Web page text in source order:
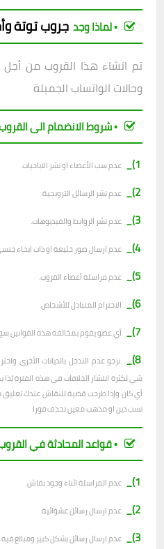
▪︎ لماذا وجد جروبتوتة
تم انشاء هذا القروب من أجل
وحالات الواتساب الجميلة
▪︎ شروط الانضمام الى
1)_
عدم سب الأعضاء او نشر الاباحيات.
2)_ عدم نشر الرسائل الترويجية.
3)_ عدم نشر الروابط والفيديوهات.
4)_ عدم ارسال صور خليعة او ذات ايحاء
5)_ عدم مراسلة أعضاء القروب.
6)_ الاحترام المتبادل للأشخاص.
7)_ أي عضو يقوم بمخالفة هذه القوانين
8)_
نرجو عدم التدخل بالديانات الأخرى
شي لكثرة انتشار الخلافات في هذه الفترة
أي كان وإذا طرحت قضية للنقاش عندك
تسب دين او مذهب معين تحذف فورا.
▪︎ قواعد المحادثة في
1)_
عدم المراسلة اثناء وجود نقاش.
2)_ عدم ارسال رسائل عشوائية.
3)_ عدم ارسال رسائل بشكل كبير ومبالغ فيه.